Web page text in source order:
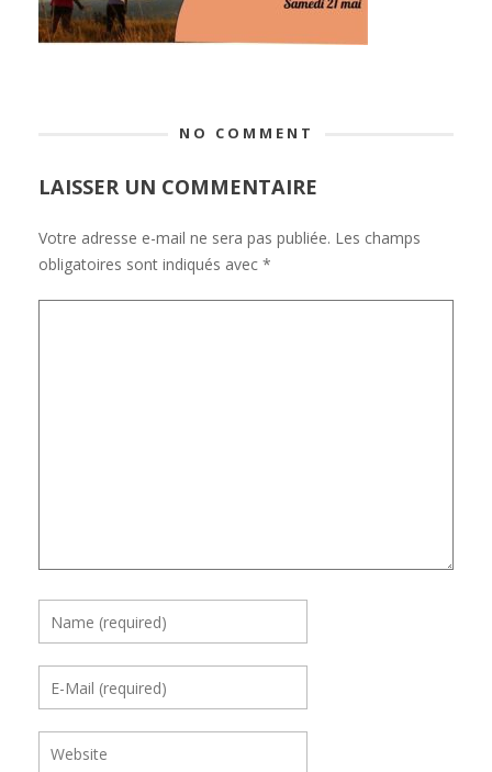
NO COMMENT
LAISSER UN COMMENTAIRE
Votre adresse e-mail ne sera pas publiée. Les champs
obligatoires sont indiqués avec *